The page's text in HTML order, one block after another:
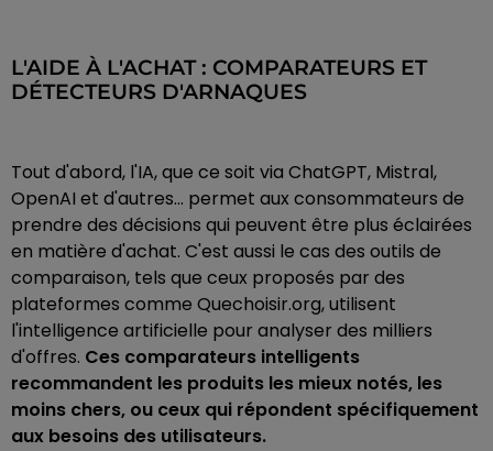
L'AIDE À L'ACHAT : COMPARATEURS ET
DÉTECTEURS D'ARNAQUES
Tout d'abord, l'IA, que ce soit via ChatGPT, Mistral,
OpenAI et d'autres... permet aux consommateurs de
prendre des décisions qui peuvent être plus éclairées
en matière d'achat. C'est aussi le cas des outils de
comparaison, tels que ceux proposés par des
plateformes comme Quechoisir.org, utilisent
l'intelligence artificielle pour analyser des milliers
d'offres. Ces comparateurs intelligents
recommandent les produits les mieux notés, les
moins chers, ou ceux qui répondent spécifiquement
aux besoins des utilisateurs.